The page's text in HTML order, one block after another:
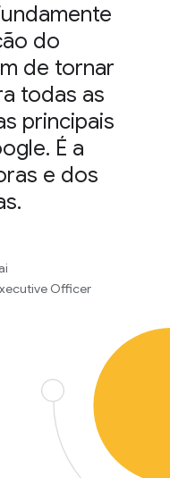
do
de tornar
todas as
principais
É a
e dos
Officer